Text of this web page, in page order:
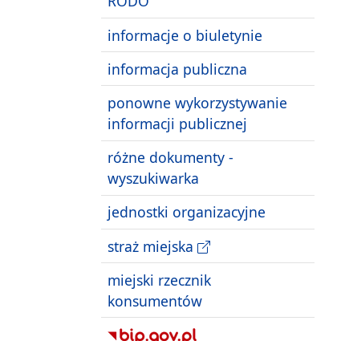
informacje o biuletynie
informacja publiczna
ponowne wykorzystywanie
informacji publicznej
różne dokumenty -
wyszukiwarka
jednostki organizacyjne
straż miejska
miejski rzecznik
konsumentów